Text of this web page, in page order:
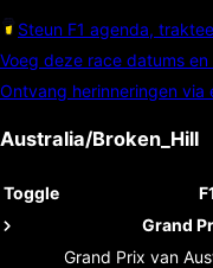
Steun F1 agenda,
Voeg deze race datums
Ontvang herinneringen via
Australia/Broken_Hill
Toggle
Grand
Grand Prix van